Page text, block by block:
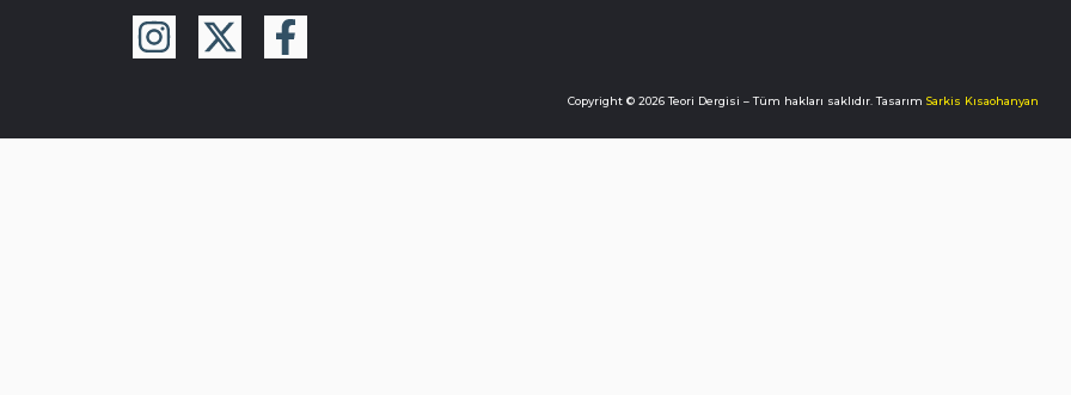
Copyright © 2026 Teori Dergisi – Tüm hakları saklıdır. Tasarım Sarkis Kısaohanyan